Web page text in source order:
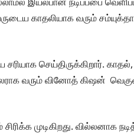
காதலியாக வரும்
சரியாக செய்திருக்கிறார்.
வரும் வினோத் கிஷன்
முடிகிறது. வில்லனாக